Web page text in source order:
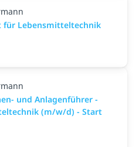
für Lebensmitteltechnik
und Anlagenführer -
(m/w/d) - Start